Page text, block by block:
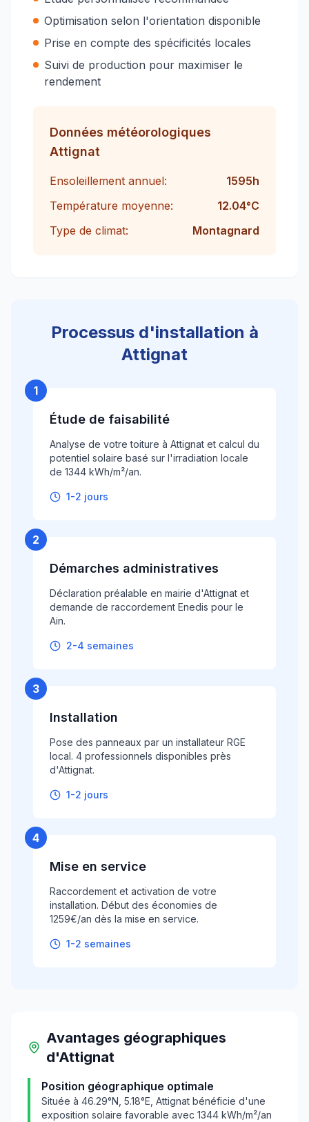
Optimisation selon l'orientation disponible
Prise en compte des spécificités locales
Suivi de production pour maximiser le
rendement
Données météorologiques
Attignat
Ensoleillement annuel: 1595h
Température moyenne:
12.04°C
Type de climat:
Montagnard
Processus d'installation à
Attignat
1
Étude de faisabilité
Analyse de votre toiture à Attignat et calcul du
potentiel solaire basé sur l'irradiation locale
de 1344 kWh/m²/an.
1-2 jours
2
Démarches administratives
Déclaration préalable en mairie d'Attignat et
demande de raccordement Enedis pour le
Ain.
2-4 semaines
3
Installation
Pose des panneaux par un installateur RGE
local. 4 professionnels disponibles près
d'Attignat.
1-2 jours
4
Mise en service
Raccordement et activation de votre
installation. Début des économies de
1259€/an dès la mise en service.
1-2 semaines
Avantages géographiques
d'Attignat
Position géographique optimale
Située à 46.29°N, 5.18°E, Attignat bénéficie d'une
exposition solaire favorable avec 1344 kWh/m²/an